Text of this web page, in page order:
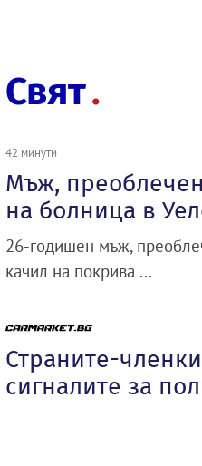
Свят
42 минути
Мъж,
на болница в
26-годишен мъж,
качил на покрива ...
Страните-
сигналите за